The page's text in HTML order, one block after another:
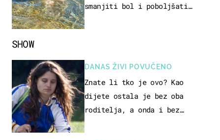
SHOW
DANAS ŽIVI POVUČENO
Znate li tko je ovo? Kao
dijete ostala je bez oba
roditelja, a onda i bez
smanjiti bol i poboljšati